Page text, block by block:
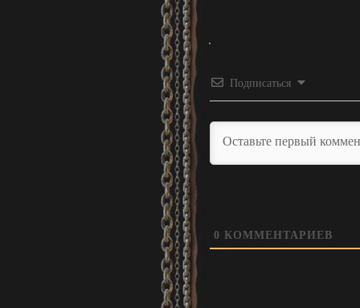
Подписаться
0 КОММЕНТАРИЕВ